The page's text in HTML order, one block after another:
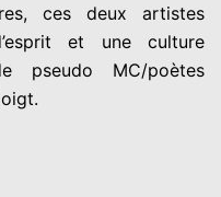
ces deux artistes
et une culture
pseudo MC/poètes